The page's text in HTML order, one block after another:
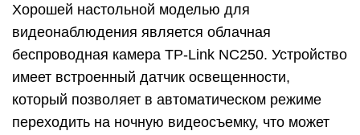
Хорошей настольной моделью для
видеонаблюдения является облачная
беспроводная камера TP-Lіnk NC250. Устройство
имеет встроенный датчик освещенности,
который позволяет в автоматическом режиме
переходить на ночную видеосъемку, что может